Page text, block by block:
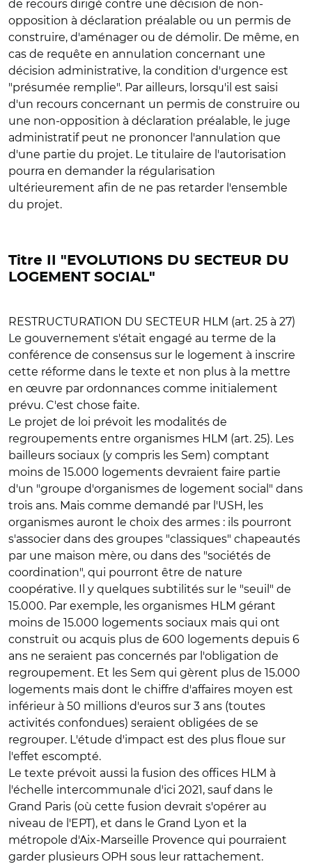
de recours dirigé contre une décision de non-
opposition à déclaration préalable ou un permis de
construire, d'aménager ou de démolir. De même, en
cas de requête en annulation concernant une
décision administrative, la condition d'urgence est
"présumée remplie". Par ailleurs, lorsqu'il est saisi
d'un recours concernant un permis de construire ou
une non-opposition à déclaration préalable, le juge
administratif peut ne prononcer l'annulation que
d'une partie du projet. Le titulaire de l'autorisation
pourra en demander la régularisation
ultérieurement afin de ne pas retarder l'ensemble
du projet.
Titre II "EVOLUTIONS DU SECTEUR DU
LOGEMENT SOCIAL"
RESTRUCTURATION DU SECTEUR HLM (art. 25 à 27)
Le gouvernement s'était engagé au terme de la
conférence de consensus sur le logement à inscrire
cette réforme dans le texte et non plus à la mettre
en œuvre par ordonnances comme initialement
prévu. C'est chose faite.
Le projet de loi prévoit les modalités de
regroupements entre organismes HLM (art. 25). Les
bailleurs sociaux (y compris les Sem) comptant
moins de 15.000 logements devraient faire partie
d'un "groupe d'organismes de logement social" dans
trois ans. Mais comme demandé par l'USH, les
organismes auront le choix des armes : ils pourront
s'associer dans des groupes "classiques" chapeautés
par une maison mère, ou dans des "sociétés de
coordination", qui pourront être de nature
coopérative. Il y quelques subtilités sur le "seuil" de
15.000. Par exemple, les organismes HLM gérant
moins de 15.000 logements sociaux mais qui ont
construit ou acquis plus de 600 logements depuis 6
ans ne seraient pas concernés par l'obligation de
regroupement. Et les Sem qui gèrent plus de 15.000
logements mais dont le chiffre d'affaires moyen est
inférieur à 50 millions d'euros sur 3 ans (toutes
activités confondues) seraient obligées de se
regrouper. L'étude d'impact est des plus floue sur
l'effet escompté.
Le texte prévoit aussi la fusion des offices HLM à
l'échelle intercommunale d'ici 2021, sauf dans le
Grand Paris (où cette fusion devrait s'opérer au
niveau de l'EPT), et dans le Grand Lyon et la
métropole d'Aix-Marseille Provence qui pourraient
garder plusieurs OPH sous leur rattachement.